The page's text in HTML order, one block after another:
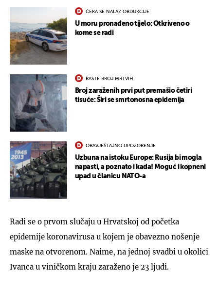
ČEKA SE NALAZ OBDUKCIJE
U moru pronađeno tijelo: Otkriveno o
kome se radi
RASTE BROJ MRTVIH
Broj zaraženih prvi put premašio četiri
tisuće: Širi se smrtonosna epidemija
OBAVJEŠTAJNO UPOZORENJE
Uzbuna na istoku Europe: Rusija bi mogla
napasti, a poznato i kada! Moguć i kopneni
upad u članicu NATO-a
Radi se o prvom slučaju u Hrvatskoj od početka
epidemije koronavirusa u kojem je obavezno nošenje
maske na otvorenom. Naime, na jednoj svadbi u okolici
Ivanca u viničkom kraju zaraženo je 23 ljudi.